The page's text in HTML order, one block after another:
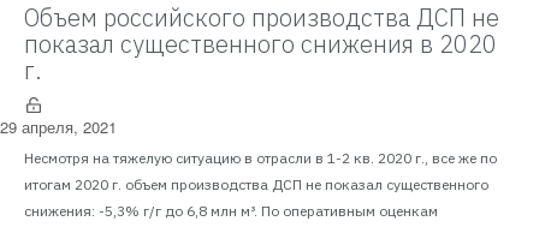
Объем российского производства ДСП не
показал существенного снижения в 2020
г.
29 апреля, 2021
Несмотря на тяжелую ситуацию в отрасли в 1-2 кв. 2020 г., все же по
итогам 2020 г. объем производства ДСП не показал существенного
снижения: -5,3% г/г до 6,8 млн м³. По оперативным оценкам